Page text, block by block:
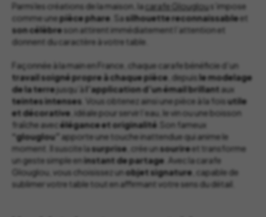
Parmi les créations de la maison, lacarafe Glouglous’impose
comme unepièce phare . Sasilhouette reconnaissableet
son célèbreson attirent immédiatement l’attention et
donnent du caractère à votre table.
Façonnée à la main en France, chaque carafe bénéficie d’un
travail soigné propre à chaque pièce , depuis le modelage
de la terrejusqu’àl’application d’un émail brillant aux
teintes intenses . Vous obtenez ainsi une pièce à la fois utile
et décorative , idéale pour servir l’eau, le vin ou une boisson
fraîche avecélégance et originalité .Son fameux
“glouglou” apporte une touche inattendue qui anime le
moment. Il suscite lasurprise , crée un sourireet transforme
un geste simple en instant de partage . Avec la carafe
Glouglou, vous choisissez un objet signature , capable de
sublimer votre table tout en affirmant votre sens du détail.